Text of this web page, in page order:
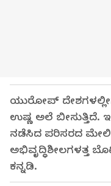
ಯುರೋಪ್‌
ಉಷ್ಣ ಅಲೆ ಬೀಸುತ್ತಿದೆ.
ನಡೆಸಿದ ಪರಿಸರದ
ಅಭಿವೃದ್ಧಿಶೀಲಗಳತ್ತ
ಕನ್ನಡಿ.